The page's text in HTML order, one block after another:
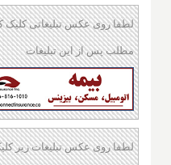
لطفا روی عکس تبلیغاتی کلیک
مطلب پس از این تبلیغات
لطفا روی عکس تبلیغات زیر